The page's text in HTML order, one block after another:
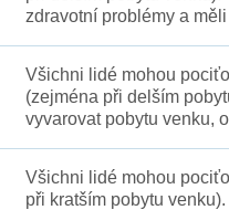
zdravotní problémy a
Všichni lidé mohou
(zejména při delším
vyvarovat pobytu venku,
Všichni lidé mohou
při kratším pobytu